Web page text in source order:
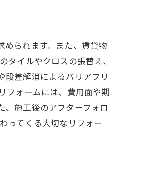
められます。また、賃貸物
イルやクロスの張替え、
段差解消によるバリアフリ
フォームには、費用面や期
、施工後のアフターフォロ
ってくる大切なリフォー